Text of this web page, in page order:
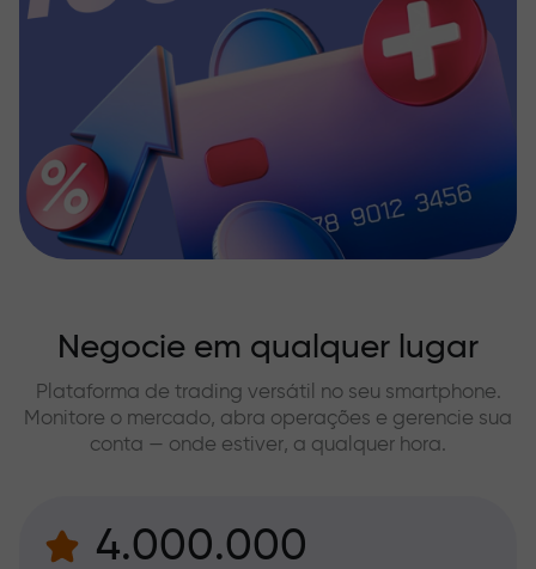
Negocie em qualquer lugar
Plataforma de trading versátil no seu smartphone.
Monitore o mercado, abra operações e gerencie sua
conta — onde estiver, a qualquer hora.
4.000.000